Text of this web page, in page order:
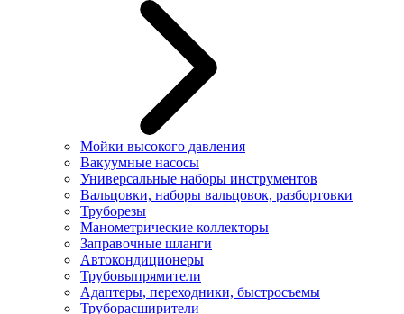
Мойки высокого давления
Вакуумные насосы
Универсальные наборы инструментов
Вальцовки, наборы вальцовок, разбортовки
Труборезы
Манометрические коллекторы
Заправочные шланги
Автокондиционеры
Трубовыпрямители
Адаптеры, переходники, быстросъемы
Труборасширители